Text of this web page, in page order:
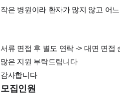
작은 병원이라 환자가 많지 않고 어
서류 면접 후 별도 연락 -> 대면 면접
많은 지원 부탁드립니다
감사합니다
모집인원